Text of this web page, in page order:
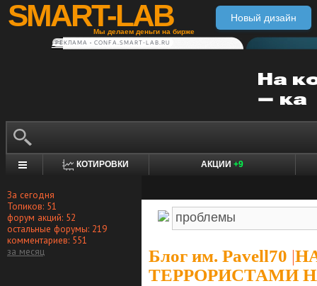
SMART-LAB
Мы делаем деньги на бирже
Новый дизайн
РЕКЛАМА • CONFA.SMART-LAB.RU
КОТИРОВКИ АКЦИИ +9
За сегодня
Топиков: 51
форум акций: 52
остальные форумы: 219
комментариев: 551
за месяц
Блог им. Pavell70 |
ТЕРРОРИСТАМИ